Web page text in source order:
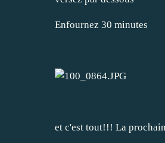
Enfournez 30 minutes
et c'est tout!!! La